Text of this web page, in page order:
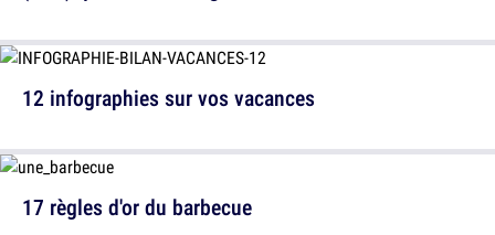
17 règles d'or du barbecue
12 infographies sur vos vacances